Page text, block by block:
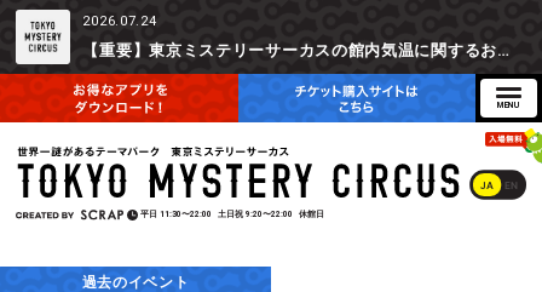
2026.07.24
【重要】東京ミステリーサーカスの館内気温に関するお詫びとご参加辞退時の返金対応について
JA EN
平日 11:30〜22:00 土日祝 9:20〜22:00 休館日
過去のイベント